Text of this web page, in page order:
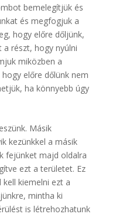
bemelegítjük és
és megfogjuk a
hogy előre dőljünk,
részt, hogy nyúlni
miközben a
előre dőlünk nem
ha könnyebb úgy
Másik
kezünkkel a másik
fejünket majd oldalra
ezt a területet. Ez
kiemelni ezt a
mintha ki
is létrehozhatunk